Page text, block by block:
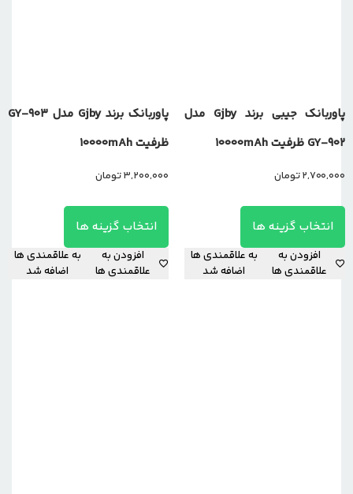
پاوربانک جیبی برند Gjby مدل
GY-902 ظرفیت 10000mAh
2,700,000تومان
انتخاب گزینه ها
افزودن به
علاقمندی ها
به علاقمندی ها
اضافه شد
پاوربانک برند Gjby مدل GY-903
ظرفیت 10000mAh
3,200,000تومان
انتخاب گزینه ها
افزودن به
علاقمندی ها
به علاقمندی ها
اضافه شد